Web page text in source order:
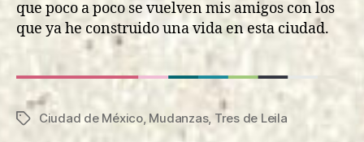
que poco a poco se vuelven mis amigos con los
que ya he construido una vida en esta ciudad.
Etiquetas
Ciudad de México, Mudanzas, Tres de Leila